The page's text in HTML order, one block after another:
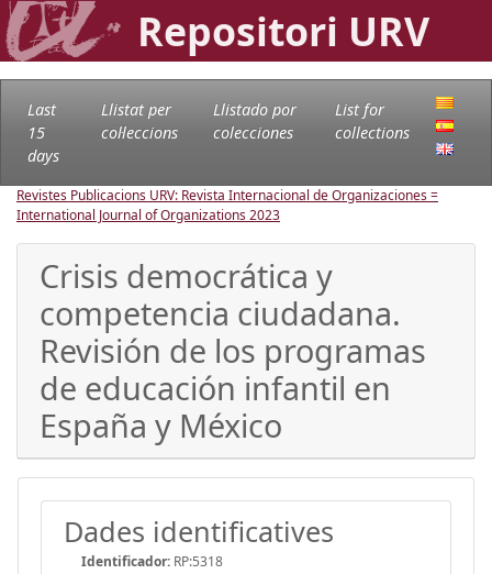
Repositori URV
Last
15
days
Llistat per
col·leccions
Llistado por
colecciones
List for
collections
Revistes Publicacions URV: Revista Internacional de Organizaciones =
International Journal of Organizations2023
Crisis democrática y
competencia ciudadana.
Revisión de los programas
de educación infantil en
España y México
Dades identificatives
Identificador: RP:5318